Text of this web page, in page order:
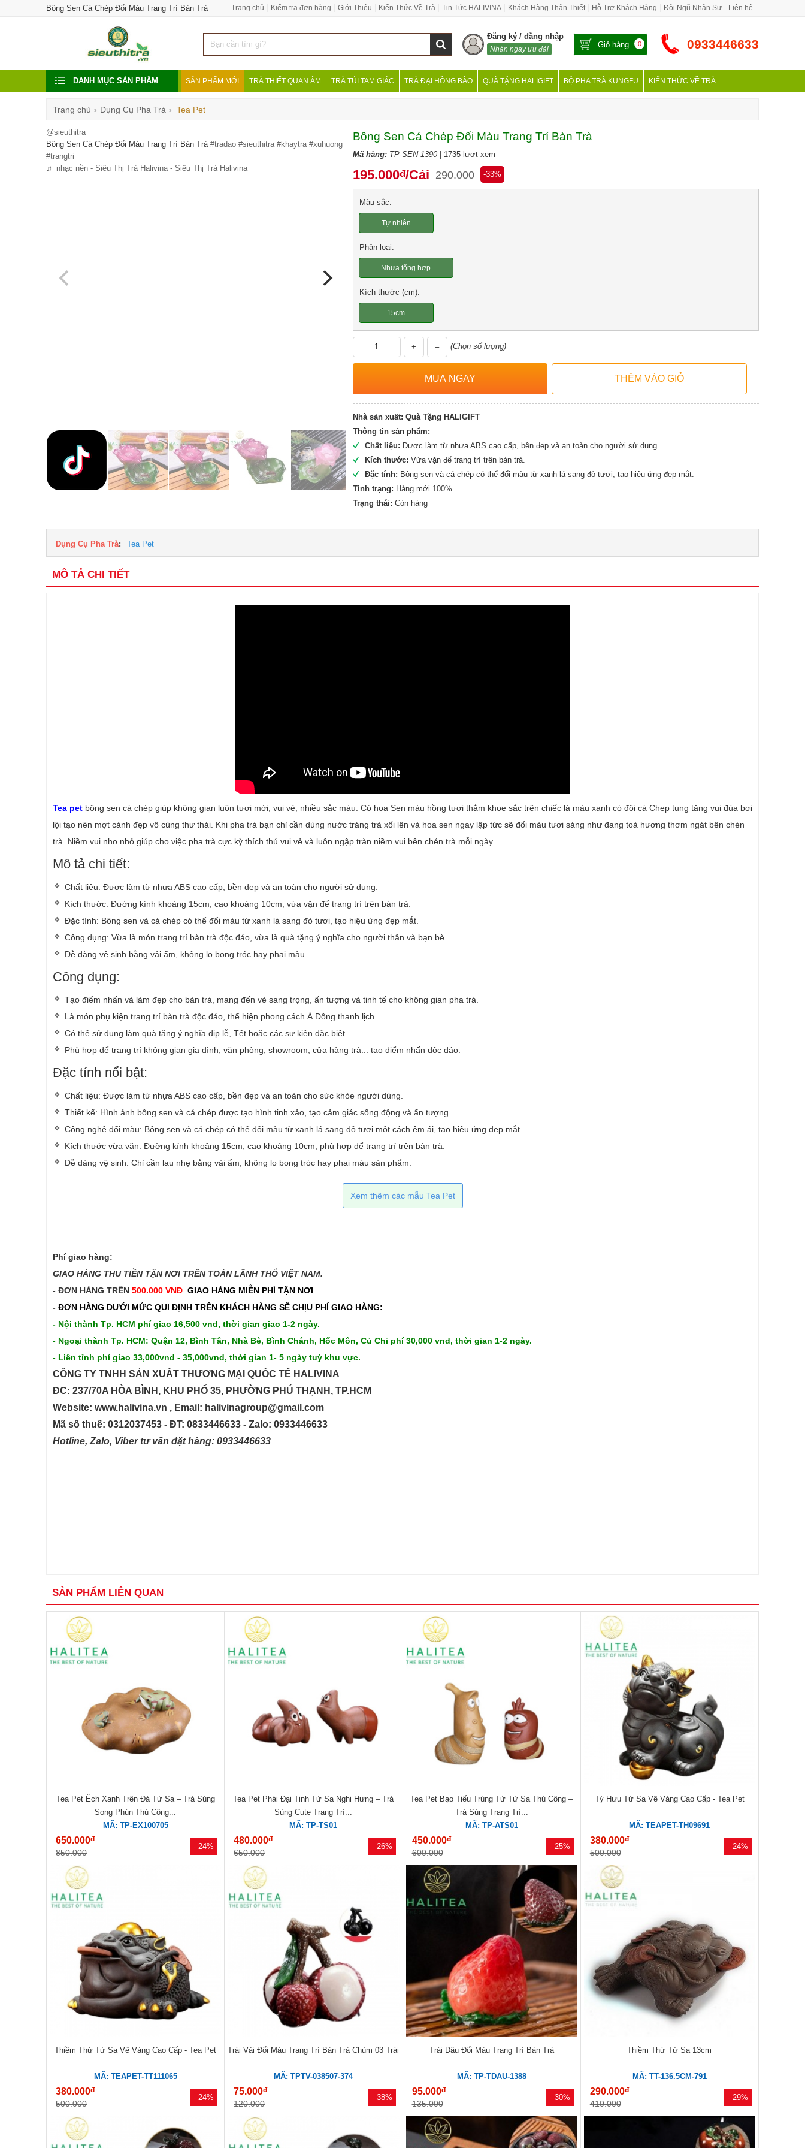
Bông Sen Cá Chép Đổi Màu Trang Trí Bàn Trà Trang chủ Kiểm tra đơn hàng Giới Thiệu Kiến Thức Về Trà Tin Tức HALIVINA Khách Hàng Thân Thiết Hỗ Trợ Khách Hàng Đội Ngũ Nhân Sự Liên hệ
Đăng ký / đăng nhập
Nhận ngay ưu đãi Giỏ hàng 0 0933446633
DANH MỤC SẢN PHẨM SẢN PHẨM MỚI TRÀ THIẾT QUAN ÂM TRÀ TÚI TAM GIÁC TRÀ ĐẠI HỒNG BÀO QUÀ TẶNG HALIGIFT BỘ PHA TRÀ KUNGFU KIẾN THỨC VỀ TRÀ
Trang chủ › Dụng Cụ Pha Trà › Tea Pet
@sieuthitra
Bông Sen Cá Chép Đổi Màu Trang Trí Bàn Trà #tradao #sieuthitra #khaytra #xuhuong
#trangtri
♬ nhạc nền - Siêu Thị Trà Halivina - Siêu Thị Trà Halivina
Bông Sen Cá Chép Đổi Màu Trang Trí Bàn Trà
Mã hàng: TP-SEN-1390| 1735 lượt xem
195.000đ/Cái 290.000 -33%
Màu sắc:
Tự nhiên
Phân loại:
Nhựa tổng hợp
Kích thước (cm):
15cm
+ – (Chọn số lượng)
Nhà sản xuất: Quà Tặng HALIGIFT
Thông tin sản phẩm:
Chất liệu: Được làm từ nhựa ABS cao cấp, bền đẹp và an toàn cho người sử dụng.
Kích thước: Vừa vặn để trang trí trên bàn trà.
Đặc tính: Bông sen và cá chép có thể đổi màu từ xanh lá sang đỏ tươi, tạo hiệu ứng đẹp mắt.
Tình trạng: Hàng mới 100%
Trạng thái: Còn hàng
Dụng Cụ Pha Trà: Tea Pet
MÔ TẢ CHI TIẾT
Tea pet bông sen cá chép giúp không gian luôn tươi mới, vui vẻ, nhiều sắc màu. Có hoa Sen màu hồng tươi thắm khoe sắc trên chiếc lá màu xanh có đôi cá Chep tung tăng vui đùa bơi
lội tạo nên mợt cảnh đẹp vô cùng thư thái. Khi pha trà bạn chỉ cần dùng nước tráng trà xối lên và hoa sen ngay lập tức sẽ đổi màu tươi sáng như đang toả hương thơm ngát bên chén
trà. Niềm vui nho nhỏ giúp cho việc pha trà cực kỳ thích thú vui vẻ và luôn ngập tràn niềm vui bên chén trà mỗi ngày.
Mô tả chi tiết:
Chất liệu: Được làm từ nhựa ABS cao cấp, bền đẹp và an toàn cho người sử dụng.
Kích thước: Đường kính khoảng 15cm, cao khoảng 10cm, vừa vặn để trang trí trên bàn trà.
Đặc tính: Bông sen và cá chép có thể đổi màu từ xanh lá sang đỏ tươi, tạo hiệu ứng đẹp mắt.
Công dụng: Vừa là món trang trí bàn trà độc đáo, vừa là quà tặng ý nghĩa cho người thân và bạn bè.
Dễ dàng vệ sinh bằng vải ẩm, không lo bong tróc hay phai màu.
Công dụng:
Tạo điểm nhấn và làm đẹp cho bàn trà, mang đến vẻ sang trọng, ấn tượng và tinh tế cho không gian pha trà.
Là món phụ kiện trang trí bàn trà độc đáo, thể hiện phong cách Á Đông thanh lịch.
Có thể sử dụng làm quà tặng ý nghĩa dịp lễ, Tết hoặc các sự kiện đặc biệt.
Phù hợp để trang trí không gian gia đình, văn phòng, showroom, cửa hàng trà... tạo điểm nhấn độc đáo.
Đặc tính nổi bật:
Chất liệu: Được làm từ nhựa ABS cao cấp, bền đẹp và an toàn cho sức khỏe người dùng.
Thiết kế: Hình ảnh bông sen và cá chép được tạo hình tinh xảo, tạo cảm giác sống động và ấn tượng.
Công nghệ đổi màu: Bông sen và cá chép có thể đổi màu từ xanh lá sang đỏ tươi một cách êm ái, tạo hiệu ứng đẹp mắt.
Kích thước vừa vặn: Đường kính khoảng 15cm, cao khoảng 10cm, phù hợp để trang trí trên bàn trà.
Dễ dàng vệ sinh: Chỉ cần lau nhẹ bằng vải ẩm, không lo bong tróc hay phai màu sản phẩm.
Xem thêm các mẫu Tea Pet
Phí giao hàng:
GIAO HÀNG THU TIỀN TẬN NƠI TRÊN TOÀN LÃNH THỔ VIỆT NAM.​​
- ĐƠN HÀNG TRÊN 500.000 VNĐ GIAO HÀNG MIỄN PHÍ TẬN NƠI
- ĐƠN HÀNG DƯỚI MỨC QUI ĐỊNH TRÊN KHÁCH HÀNG SẼ CHỊU PHÍ GIAO HÀNG:
- Nội thành Tp. HCM phí giao 16,500 vnd, thời gian giao 1-2 ngày.
- Ngoại thành Tp. HCM: Quận 12, Bình Tân, Nhà Bè, Bình Chánh, Hốc Môn, Củ Chi phí 30,000 vnd, thời gian 1-2 ngày.
- Liên tỉnh phí giao 33,000vnd - 35,000vnd, thời gian 1- 5 ngày tuỳ khu vực.
CÔNG TY TNHH SẢN XUẤT THƯƠNG MẠI QUỐC TẾ HALIVINA
ĐC: 237/70A HÒA BÌNH, KHU PHỐ 35, PHƯỜNG PHÚ THẠNH, TP.HCM
Website: www.halivina.vn , Email: halivinagroup@gmail.com
Mã số thuế: 0312037453 - ĐT: 0833446633 - Zalo: 0933446633
Hotline, Zalo, Viber tư vấn đặt hàng: 0933446633
SẢN PHẨM LIÊN QUAN
- 24%
Tea Pet Ếch Xanh Trên Đá Tử Sa – Trà Sủng
Song Phún Thủ Công...
MÃ: TP-EX100705
650.000đ
850.000
- 26%
Tea Pet Phái Đại Tinh Tử Sa Nghi Hưng – Trà
Sủng Cute Trang Trí...
MÃ: TP-TS01
480.000đ
650.000
- 25%
Tea Pet Bạo Tiếu Trùng Tử Tử Sa Thủ Công –
Trà Sủng Trang Trí...
MÃ: TP-ATS01
450.000đ
600.000
- 24%
Tỳ Hưu Tử Sa Vẽ Vàng Cao Cấp - Tea Pet
MÃ: TEAPET-TH09691
380.000đ
500.000
- 24%
Thiềm Thừ Tử Sa Vẽ Vàng Cao Cấp - Tea Pet
MÃ: TEAPET-TT111065
380.000đ
500.000
- 38%
Trái Vải Đổi Màu Trang Trí Bàn Trà Chùm 03 Trái
MÃ: TPTV-038507-374
75.000đ
120.000
- 30%
Trái Dâu Đổi Màu Trang Trí Bàn Trà
MÃ: TP-TDAU-1388
95.000đ
135.000
- 29%
Thiềm Thừ Tử Sa 13cm
MÃ: TT-136.5CM-791
290.000đ
410.000